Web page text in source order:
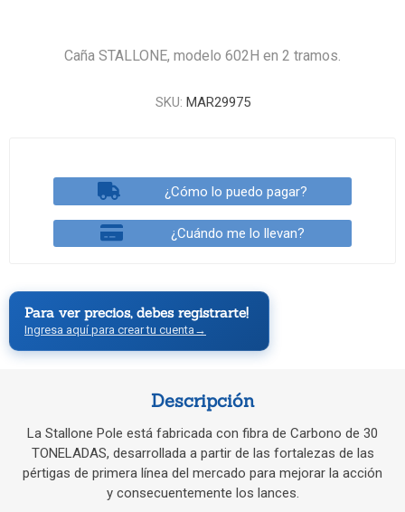
Caña STALLONE, modelo 602H en 2 tramos.
SKU: MAR29975
¿Cómo lo puedo pagar?
¿Cuándo me lo llevan?
Para ver precios, debes registrarte!
Ingresa aquí para crear tu cuenta →
Descripción
La Stallone Pole está fabricada con fibra de Carbono de 30
TONELADAS, desarrollada a partir de las fortalezas de las
pértigas de primera línea del mercado para mejorar la acción
y consecuentemente los lances.